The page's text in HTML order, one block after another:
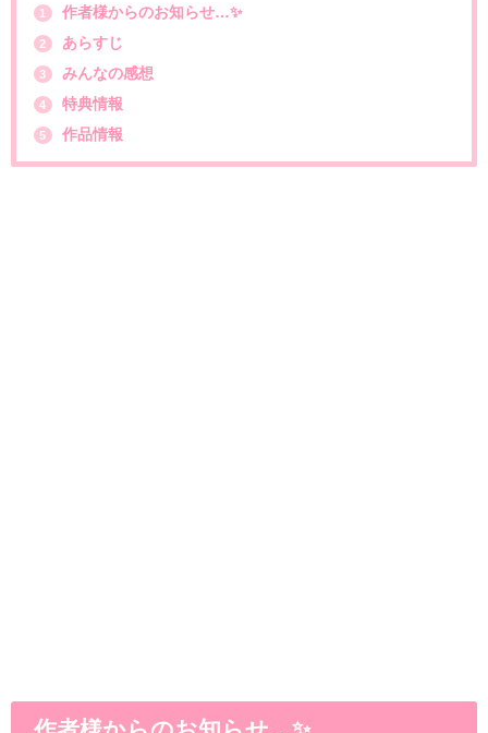
1 作者様からのお知らせ…✨
2 あらすじ
3 みんなの感想
4 特典情報
5 作品情報